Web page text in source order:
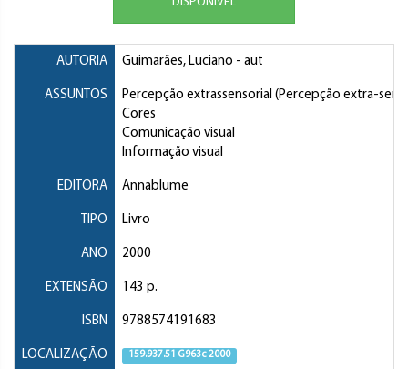
AUTORIA Guimarães, Luciano - aut
ASSUNTOS
Percepção extrassensorial (Percepção extra-
Cores
Comunicação visual
Informação visual
EDITORA Annablume
TIPO Livro
ANO 2000
EXTENSÃO 143 p.
ISBN 9788574191683
LOCALIZAÇÃO 159.937.51 G963c 2000